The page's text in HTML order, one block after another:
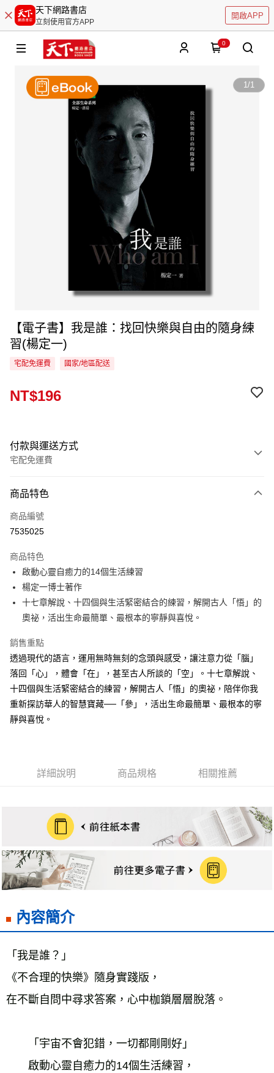
天下網路書店
立刻使用官方APP
開啟APP
0
1/1
【電子書】我是誰：找回快樂與自由的隨身練
習(楊定一)
宅配免運費 國家/地區配送
NT$196
付款與運送方式
宅配免運費
信用卡一次付款
LINE Pay
街口支付
悠遊付
ATM付款
運送方式
宅配
每筆NT$70，滿NT$799(含以上)免運費
數位商品免運
免運費
海外叢書運費 查看運費
雜誌海外運費 查看運費
數位商品海外免運
商品特色
商品編號
7535025
商品特色
啟動心靈自癒力的14個生活練習
楊定一博士著作
十七章解說、十四個與生活緊密結合的練習，解開古人「悟」的
奧祕，活出生命最簡單、最根本的寧靜與喜悅。
銷售重點
透過現代的語言，運用無時無刻的念頭與感受，讓注意力從「腦」
落回「心」，體會「在」，甚至古人所談的「空」。十七章解說、
十四個與生活緊密結合的練習，解開古人「悟」的奧祕，陪伴你我
重新探訪華人的智慧寶藏──「參」，活出生命最簡單、最根本的寧
靜與喜悅。
詳細說明 商品規格 相關推薦
內容簡介
「我是誰？」
《不合理的快樂》隨身實踐版，
在不斷自問中尋求答案，心中枷鎖層層脫落。
「宇宙不會犯錯，一切都剛剛好」
啟動心靈自癒力的14個生活練習，